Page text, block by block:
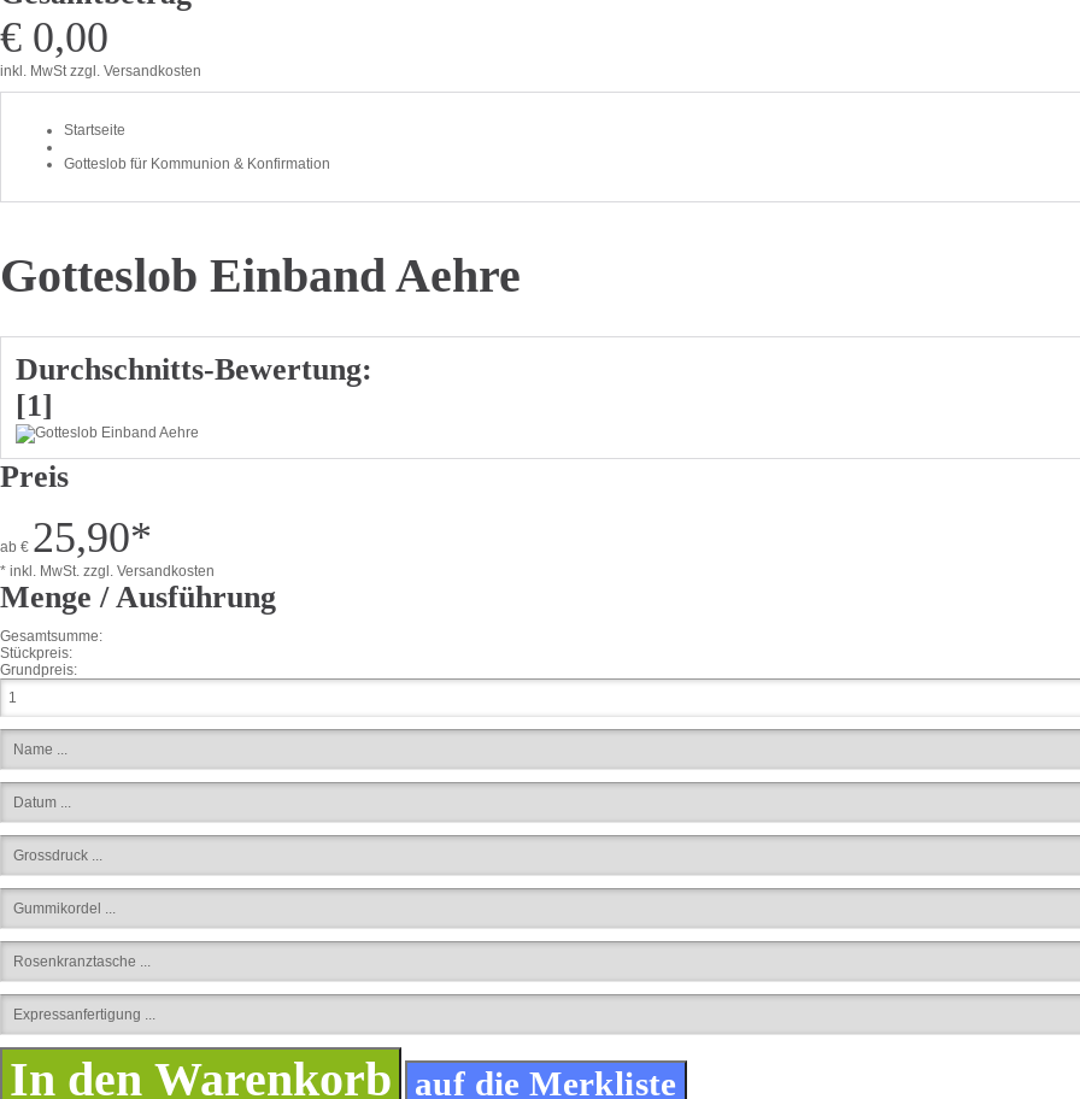
€ 0,00
inkl. MwStzzgl. Versandkosten
Startseite
Gotteslob für Kommunion & Konfirmation
Gotteslob Einband Aehre
Durchschnitts-Bewertung:
[1]
Preis
ab € 25,90*
* inkl. MwSt. zzgl. Versandkosten
Menge / Ausführung
Gesamtsumme:
Stückpreis:
Grundpreis: